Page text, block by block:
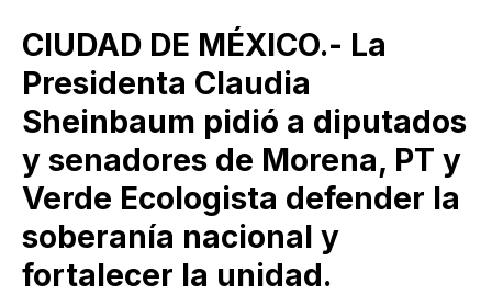
CIUDAD DE MÉXICO.- La
Presidenta Claudia
Sheinbaum pidió a diputados
y senadores de Morena, PT y
Verde Ecologista defender la
soberanía nacional y
fortalecer la unidad.